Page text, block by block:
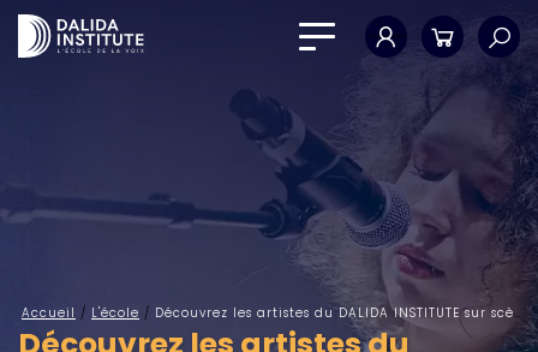
Mon compte Panier
Accueil / L'école / Découvrez les artistes du DALIDA INSTITUTE sur scène.